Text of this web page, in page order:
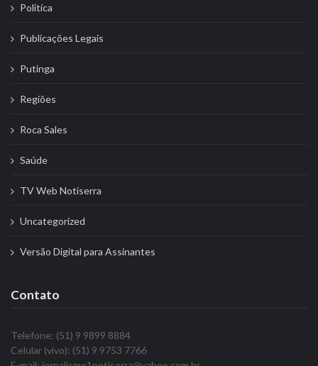
Politíca
Publicações Legais
Putinga
Regiões
Roca Sales
Saúde
TV Web Notiserra
Uncategorized
Versão Digital para Assinantes
Contato
Telefone: (51) 9 9899 8884
Celular (vivo): (51) 9 9753 7766